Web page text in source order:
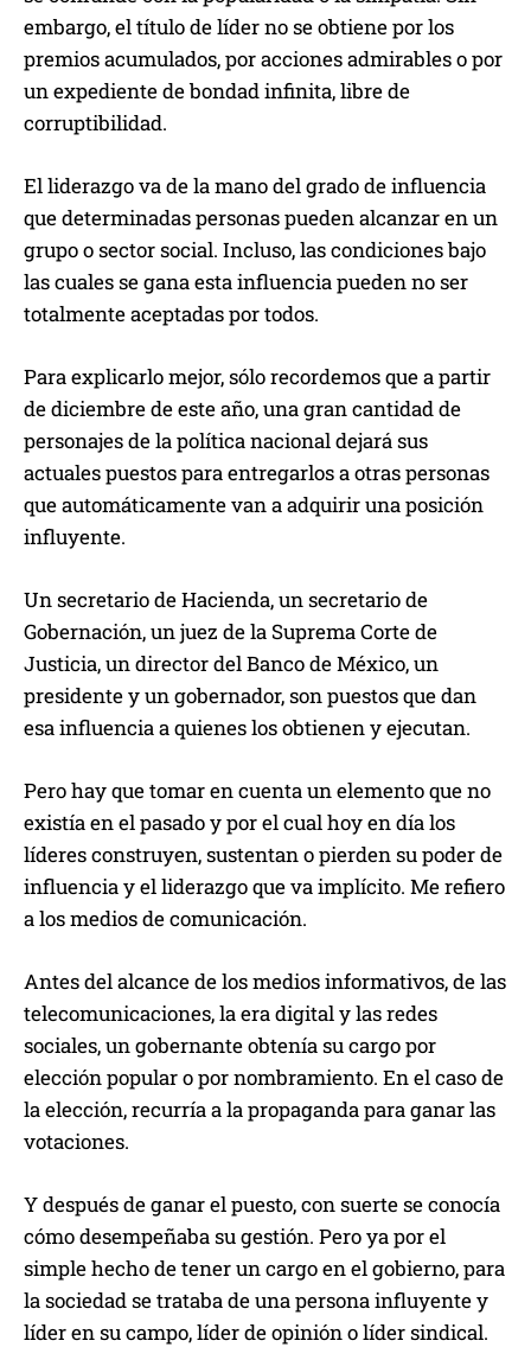
embargo, el título de líder no se obtiene por los
premios acumulados, por acciones admirables o por
un expediente de bondad infinita, libre de
corruptibilidad.
El liderazgo va de la mano del grado de influencia
que determinadas personas pueden alcanzar en un
grupo o sector social. Incluso, las condiciones bajo
las cuales se gana esta influencia pueden no ser
totalmente aceptadas por todos.
Para explicarlo mejor, sólo recordemos que a partir
de diciembre de este año, una gran cantidad de
personajes de la política nacional dejará sus
actuales puestos para entregarlos a otras personas
que automáticamente van a adquirir una posición
influyente.
Un secretario de Hacienda, un secretario de
Gobernación, un juez de la Suprema Corte de
Justicia, un director del Banco de México, un
presidente y un gobernador, son puestos que dan
esa influencia a quienes los obtienen y ejecutan.
Pero hay que tomar en cuenta un elemento que no
existía en el pasado y por el cual hoy en día los
líderes construyen, sustentan o pierden su poder de
influencia y el liderazgo que va implícito. Me refiero
a los medios de comunicación.
Antes del alcance de los medios informativos, de las
telecomunicaciones, la era digital y las redes
sociales, un gobernante obtenía su cargo por
elección popular o por nombramiento. En el caso de
la elección, recurría a la propaganda para ganar las
votaciones.
Y después de ganar el puesto, con suerte se conocía
cómo desempeñaba su gestión. Pero ya por el
simple hecho de tener un cargo en el gobierno, para
la sociedad se trataba de una persona influyente y
líder en su campo, líder de opinión o líder sindical.